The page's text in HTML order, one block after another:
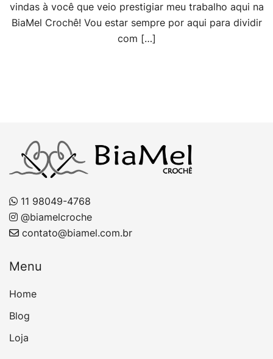
vindas à você que veio prestigiar meu trabalho aqui na
BiaMel Crochê! Vou estar sempre por aqui para dividir
com […]
11 98049-4768
@biamelcroche
contato@biamel.com.br
Menu
Home
Blog
Loja